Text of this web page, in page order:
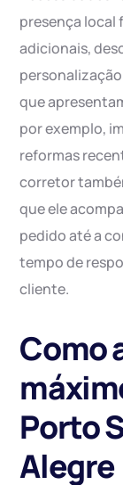
presença local
adicionais,
que
por exemplo,
reformas
corretor
que ele
pedido até a
tempo de
cliente.
Como
Porto
Alegre